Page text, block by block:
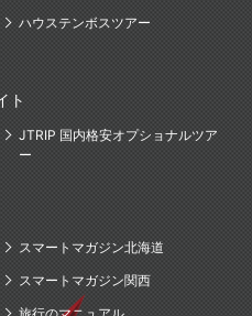
ハウステンボスツアー
ト
JTRIP 国内格安オプショナルツア
ー
スマートマガジン北海道
スマートマガジン関西